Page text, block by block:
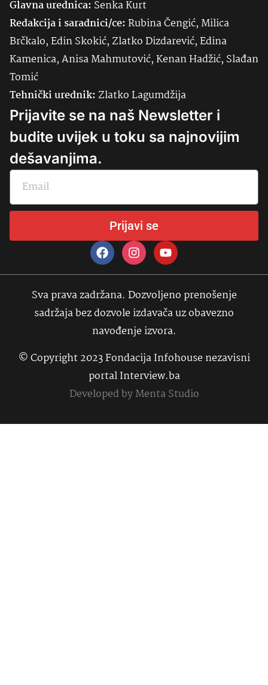
Glavna urednica: SenkaKurt
Redakcija i saradnici/ce:Rubina Čengić, Milica
Brčkalo, Edin Skokić, Zlatko Dizdarević, Edina
Kamenica, Anisa Mahmutović, Kenan Hadžić, Slađan
Tomić
Tehnički urednik:Zlatko Lagumdžija
Prijavite se na naš Newsletter i
budite uvijek u toku sa najnovijim
dešavanjima.
Prijavi se
Sva prava zadržana. Dozvoljeno prenošenje
sadržaja bez dozvole izdavača uz obavezno
navođenje izvora.
© Copyright 2023 Fondacija Infohouse nezavisni
portal Interview.ba
Developed byMenta Studio